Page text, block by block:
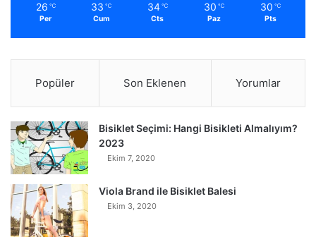
26 ℃
Per
33 ℃
Cum
34 ℃
Cts
30 ℃
Paz
30 ℃
Pts
Popüler Son Eklenen Yorumlar
Bisiklet Seçimi: Hangi Bisikleti Almalıyım?
2023
Ekim 7, 2020
Viola Brand ile Bisiklet Balesi
Ekim 3, 2020